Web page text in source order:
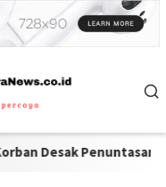
Kode Etik"-